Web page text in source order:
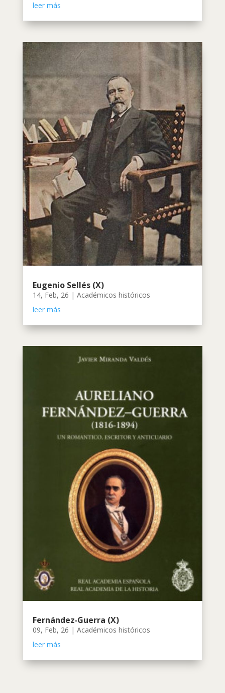
leer más
Eugenio Sellés (X)
14, Feb, 26 | Académicos históricos
leer más
Fernández‑Guerra (X)
09, Feb, 26 | Académicos históricos
leer más